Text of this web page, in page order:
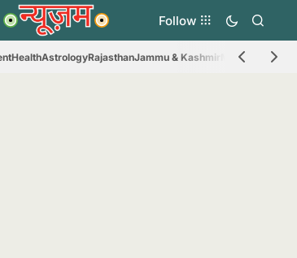
Follow
HealthAstrologyRajasthanJammu & Kashmir Madhya